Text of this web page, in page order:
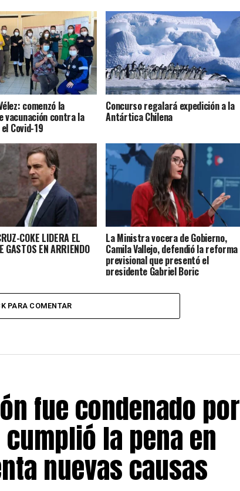
comenzó la
vacunación contra la
Covid-19
Concurso regalará expedición a la
Antártica Chilena
COKE LIDERA EL
GASTOS EN ARRIENDO
La Ministra vocera de Gobierno,
Camila Vallejo, defendió la reforma
previsional que presentó el
presidente Gabriel Boric
PARA COMENTAR
fue condenado por
la pena en
nuevas causas